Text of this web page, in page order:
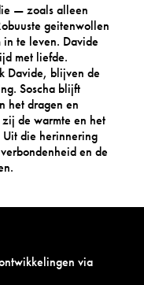
— zoals alleen
geitenwollen
in te leven. Davide
met liefde.
Davide, blijven de
Soscha blijft
het dragen en
de warmte en het
die herinnering
en de
via